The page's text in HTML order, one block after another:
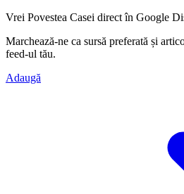
Vrei Povestea Casei direct în Google
Marchează-ne ca sursă preferată și
feed-ul tău.
Adaugă